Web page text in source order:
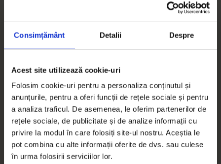
Consimțământ Detalii Despre
Acest site utilizează cookie-uri
Folosim cookie-uri pentru a personaliza conținutul și
anunțurile, pentru a oferi funcții de rețele sociale și pentru
a analiza traficul. De asemenea, le oferim partenerilor de
rețele sociale, de publicitate și de analize informații cu
privire la modul în care folosiți site-ul nostru. Aceștia le
pot combina cu alte informații oferite de dvs. sau culese
în urma folosirii serviciilor lor.
Procesul
Mădălina vrea să câștige custodia copiilor și face naveta de la
Buziaș la București pentru procese. Rudele și vecinii o presează
să revină acasă. Satul ei virtual o încurajează să continue. Ce va
alege?